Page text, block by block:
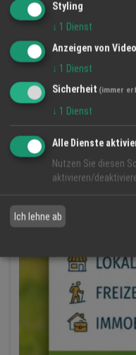
Styling
↓ 1 Dienst
Anzeigen von
↓ 1 Dienst
Sicherheit (immer
↓ 1 Dienst
Alle Dienste
Nutzen Sie diesen
aktivieren/
Ich lehne ab